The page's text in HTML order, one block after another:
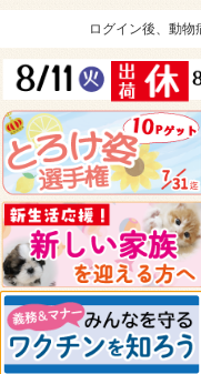
ログイン後、動物